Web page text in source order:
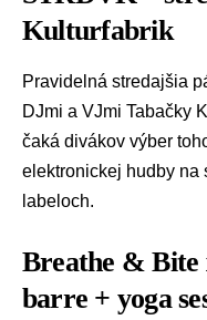
Kulturfabrik
Pravidelná stredajšia
DJmi a VJmi Tabačky
čaká divákov výber
elektronickej hudby na
labeloch.
Breathe &
barre + yoga